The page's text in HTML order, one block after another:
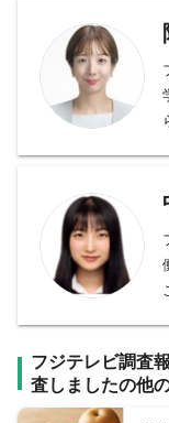
フジテレビ調査
査しましたの他